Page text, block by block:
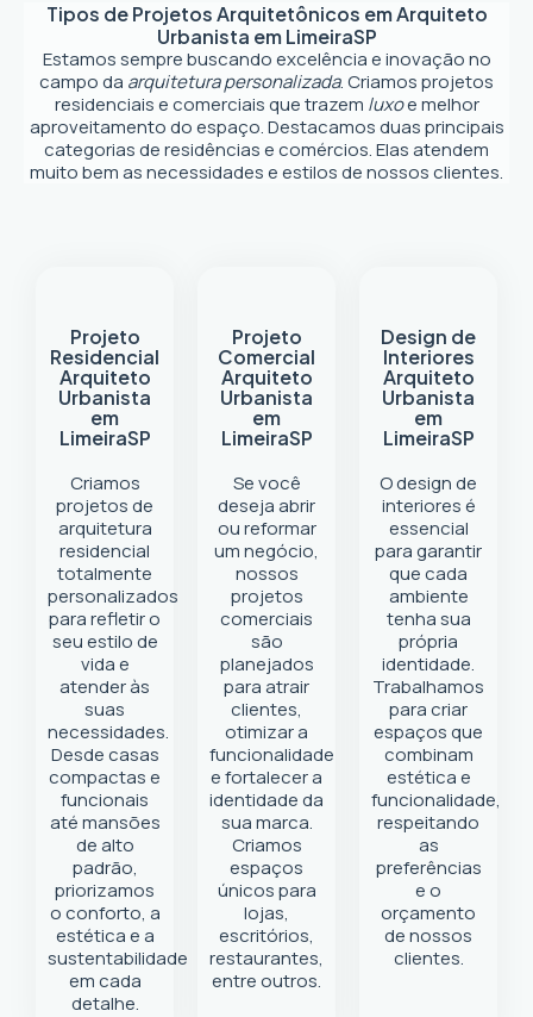
Tipos de Projetos Arquitetônicos emArquiteto
Urbanista em LimeiraSP
Estamos sempre buscando excelência e inovação no
campo da arquitetura personalizada. Criamos projetos
residenciais e comerciais que trazem luxoe melhor
aproveitamento do espaço. Destacamos duas principais
categorias de residências e comércios. Elas atendem
muito bem as necessidades e estilos de nossos clientes.
Projeto
Residencial
Arquiteto
Urbanista
em
LimeiraSP
Criamos
projetos de
arquitetura
residencial
totalmente
personalizados
para refletir o
seu estilo de
vida e
atender às
suas
necessidades.
Desde casas
compactas e
funcionais
até mansões
de alto
padrão,
priorizamos
o conforto, a
estética e a
sustentabilidade
em cada
detalhe.
Projeto
Comercial
Arquiteto
Urbanista
em
LimeiraSP
Se você
deseja abrir
ou reformar
um negócio,
nossos
projetos
comerciais
são
planejados
para atrair
clientes,
otimizar a
funcionalidade
e fortalecer a
identidade da
sua marca.
Criamos
espaços
únicos para
lojas,
escritórios,
restaurantes,
entre outros.
Design de
Interiores
Arquiteto
Urbanista
em
LimeiraSP
O design de
interiores é
essencial
para garantir
que cada
ambiente
tenha sua
própria
identidade.
Trabalhamos
para criar
espaços que
combinam
estética e
funcionalidade,
respeitando
as
preferências
e o
orçamento
de nossos
clientes.